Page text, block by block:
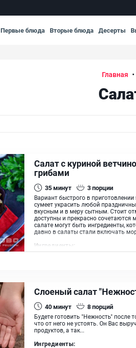
Первые блюда Вторые блюда Десерты
Главная
Салат с куриной
грибами
35минут 3порции
Вариант быстрого в
сумеет украсить любой
вкусным и в меру сытным. Стоит
доступны и прекрасно сочетаются
салате могут быть ингредиенты,
давно в салаты стали включать
Ингредиенты:
Слоеный салат
40минут 8порций
Будете готовить "Нежность" после
что от него не устоять. Он Вас
продуктов, а так...
Ингредиенты: